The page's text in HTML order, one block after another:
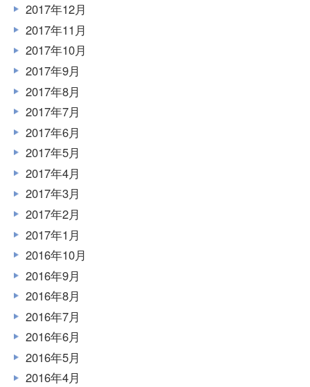
2017年12月
2017年11月
2017年10月
2017年9月
2017年8月
2017年7月
2017年6月
2017年5月
2017年4月
2017年3月
2017年2月
2017年1月
2016年10月
2016年9月
2016年8月
2016年7月
2016年6月
2016年5月
2016年4月